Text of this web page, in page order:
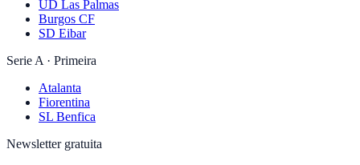
UD Las Palmas
Burgos CF
SD Eibar
Serie A · Primeira
Atalanta
Fiorentina
SL Benfica
Newsletter gratuita